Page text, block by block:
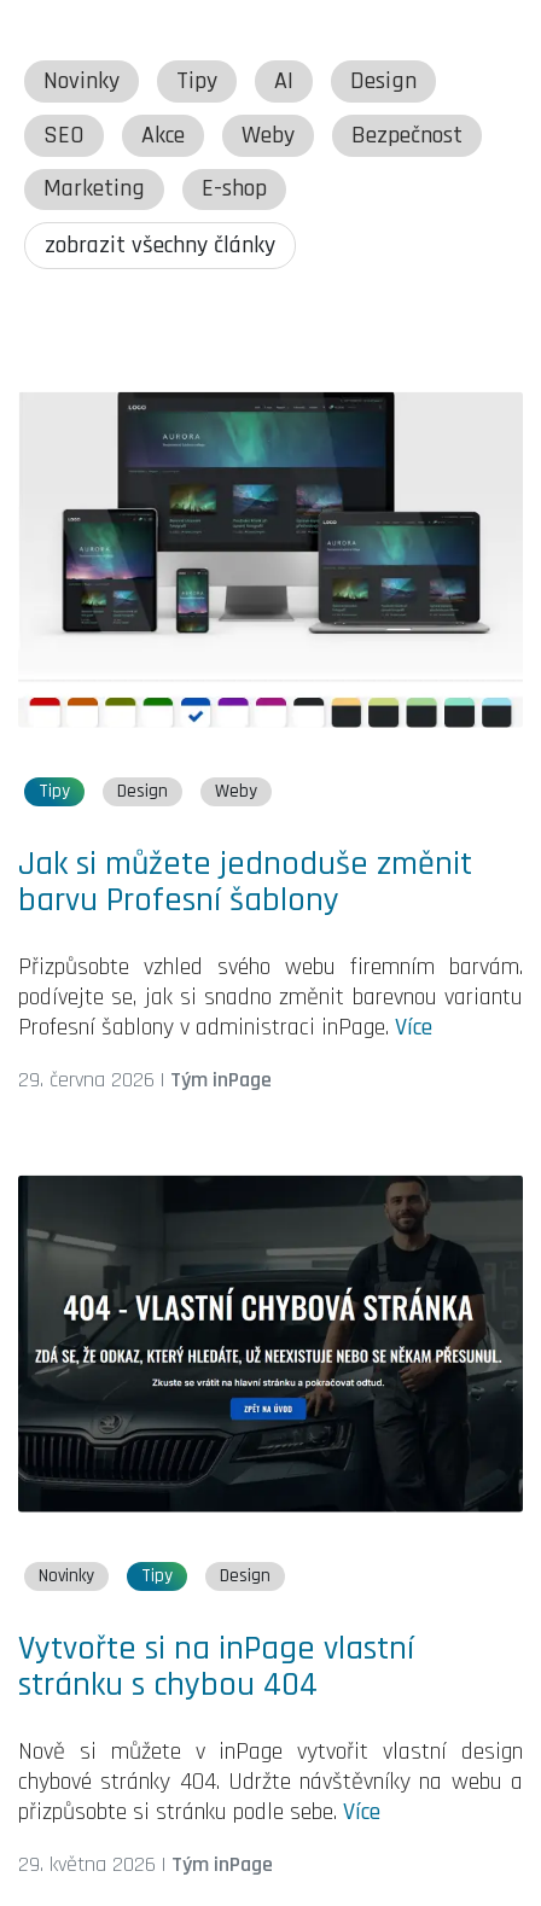
Novinky Tipy AI
Design
SEO
Akce Weby
Bezpečnost
Marketing
E-shop
zobrazit všechny články
Tipy Design Weby
Jak si můžete jednoduše změnit
barvu Profesní šablony
Přizpůsobte vzhled svého webu firemním barvám.
podívejte se, jak si snadno změnit barevnou variantu
Profesní šablony v administraci inPage. Více
29. června 2026 | Tým inPage
Novinky Tipy Design
Vytvořte si na inPage vlastní
stránku s chybou 404
Nově si můžete v inPage vytvořit vlastní design
chybové stránky 404. Udržte návštěvníky na webu a
přizpůsobte si stránku podle sebe. Více
29. května 2026 | Tým inPage